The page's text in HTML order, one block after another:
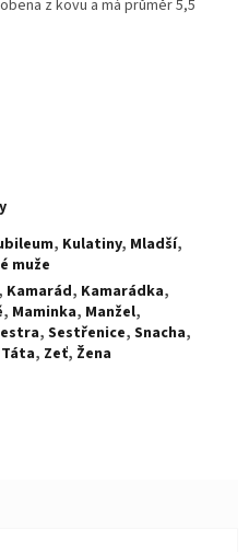
z kovu a má průměr 5,5
, Kulatiny, Mladší,
muže
, Kamarád, Kamarádka,
, Maminka, Manžel,
, Sestřenice, Snacha,
Táta, Zeť, Žena